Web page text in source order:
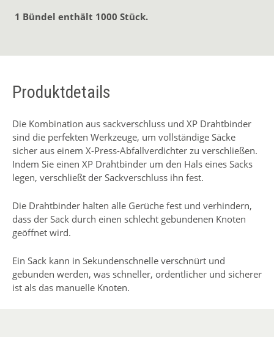
1 Bündel enthält 1000 Stück.
Produktdetails
Die Kombination aus sackverschluss und XP Drahtbinder
sind die perfekten Werkzeuge, um vollständige Säcke
sicher aus einem X-Press-Abfallverdichter zu verschließen.
Indem Sie einen XP Drahtbinder um den Hals eines Sacks
legen, verschließt der Sackverschluss ihn fest.
Die Drahtbinder halten alle Gerüche fest und verhindern,
dass der Sack durch einen schlecht gebundenen Knoten
geöffnet wird.
Ein Sack kann in Sekundenschnelle verschnürt und
gebunden werden, was schneller, ordentlicher und sicherer
ist als das manuelle Knoten.